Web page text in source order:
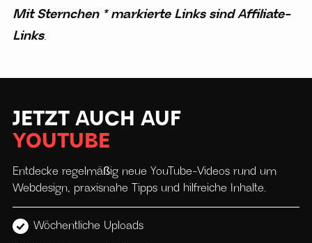
Mit Sternchen * markierte Links sind Affiliate-
Links.
JETZT AUCH AUF
YOUTUBE
Entdecke regelmäßig neue YouTube-Videos rund um
Webdesign, praxisnahe Tipps und hilfreiche Inhalte.
Wöchentliche Uploads